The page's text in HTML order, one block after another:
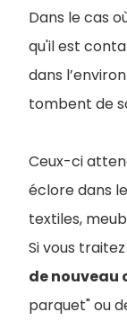
Dans le cas
qu'il est
dans
tombent de
Ceux-ci
éclore dans
textiles,
Si vous
de nouveau
parquet" ou